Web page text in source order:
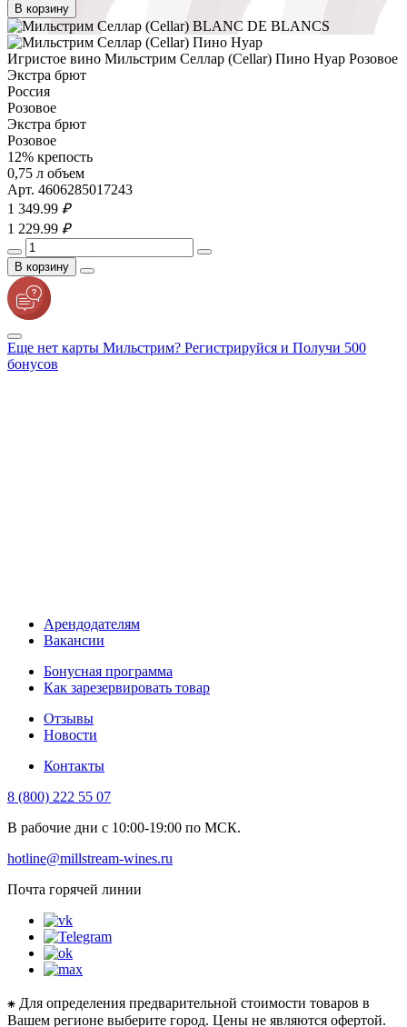
В корзину
Игристое вино Мильстрим Селлар (Cellar) Пино Нуар Розовое
Экстра брют
Россия
Розовое
Экстра брют
Розовое
12% крепость
0,75 л объем
Арт. 4606285017243
1 349.99 ₽
1 229.99 ₽
В корзину
Еще нет карты Мильстрим? Регистрируйся и Получи 500
бонусов
Арендодателям
Вакансии
Бонусная программа
Как зарезервировать товар
Отзывы
Новости
Контакты
8 (800) 222 55 07
В рабочие дни с 10:00-19:00 по МСК.
hotline@millstream-wines.ru
Почта горячей линии
⁕ Для определения предварительной стоимости товаров в
Вашем регионе выберите город. Цены не являются офертой.